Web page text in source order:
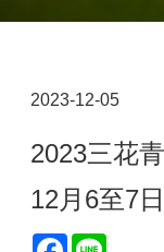
2023-12-05
2023三花
12月6至7
Facebook